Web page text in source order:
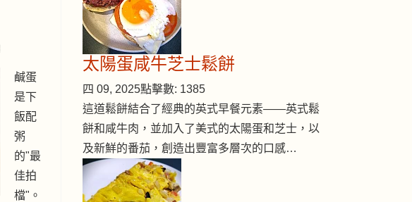
鹹蛋
是下
飯配
粥
的"最
佳拍
檔"。
太陽蛋咸牛芝士鬆餅
四 09, 2025點擊數: 1385
這道鬆餅結合了經典的英式早餐元素——英式鬆
餅和咸牛肉，並加入了美式的太陽蛋和芝士，以
及新鮮的番茄，創造出豐富多層次的口感…